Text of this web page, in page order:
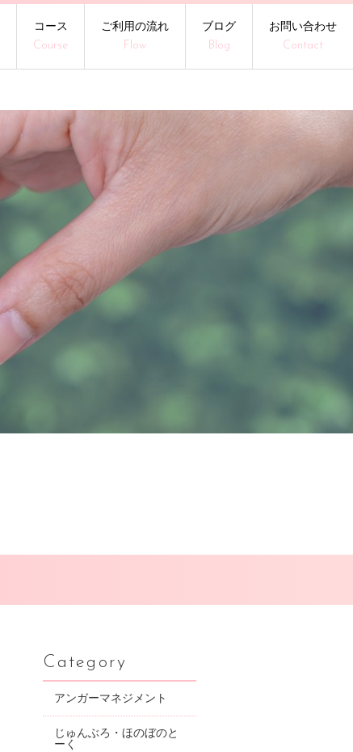
コース
Course
ご利用の流れ
Flow
ブログ
Blog
お問い合わせ
Contact
Category
アンガーマネジメント
じゅんぶろ・ほのぼのと
ーく